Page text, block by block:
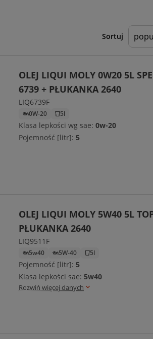
Sortuj
OLEJ LIQUI MOLY 0W20 5L
6739 + PŁUKANKA 2640
LIQ6739F
0W-20 5l
Klasa lepkości wg sae: 0w-20
Pojemność [litr]: 5
OLEJ LIQUI MOLY 5W40 5L
PŁUKANKA 2640
LIQ9511F
5l
5w40 5W-40
Pojemność [litr]: 5
Klasa lepkości sae: 5w40
Rozwiń więcej danych